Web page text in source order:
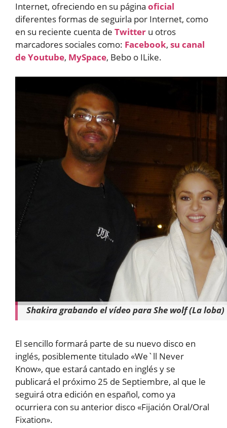
Internet, ofreciendo en su página oficial
diferentes formas de seguirla por Internet, como
en su reciente cuenta de Twitter u otros
marcadores sociales como: Facebook, su canal
de Youtube, MySpace, Bebo o ILike.
Shakira grabando el vídeo para She wolf (La loba)
El sencillo formará parte de su nuevo disco en
inglés, posiblemente titulado «We`ll Never
Know», que estará cantado en inglés y se
publicará el próximo 25 de Septiembre, al que le
seguirá otra edición en español, como ya
ocurriera con su anterior disco «Fijación Oral/Oral
Fixation».